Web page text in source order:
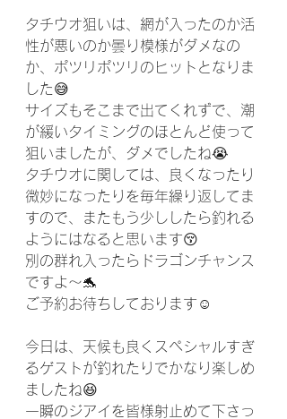
タチウオ狙いは、網が入ったのか活
性が悪いのか曇り模様がダメなの
か、ポツリポツリのヒットとなりま
した😅
サイズもそこまで出てくれずで、潮
が緩いタイミングのほとんど使って
狙いましたが、ダメでしたね😭
タチウオに関しては、良くなったり
微妙になったりを毎年繰り返してま
すので、またもう少ししたら釣れる
ようにはなると思います😚
別の群れ入ったらドラゴンチャンス
ですよ〜🐬
ご予約お待ちしております☺️
今日は、天候も良くスペシャルすぎ
るゲストが釣れたりでかなり楽しめ
ましたね😆
一瞬のジアイを皆様射止めて下さっ